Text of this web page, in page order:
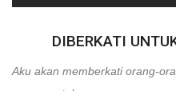
DIBERKATI
Aku akan memberkati orang-